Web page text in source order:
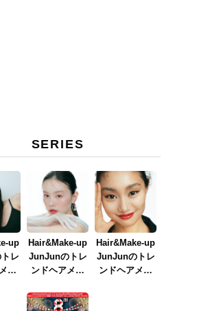
SERIES
up
レ
イ
Hair&Make-up
JunJunのトレ
ンドヘアメイ
イク
Hair&Make-up
JunJunのトレ
ンドヘアメイ